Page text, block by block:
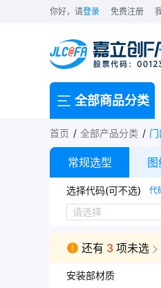
你好，请登录 免费注册
全部商品分类
首页 全部产品分类
常规选型
选择代码(可不选) 代
DSBX-C1
请选择
还有 3 项未选
安装部材质